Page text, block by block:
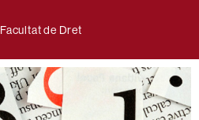
Facultat de Dret